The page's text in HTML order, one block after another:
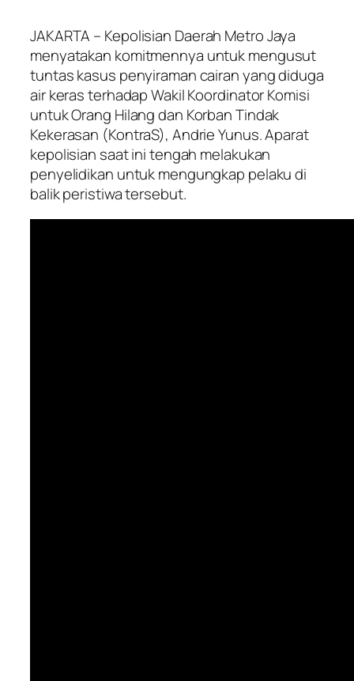
JAKARTA – Kepolisian Daerah Metro Jaya
menyatakan komitmennya untuk mengusut
tuntas kasus penyiraman cairan yang diduga
air keras terhadap Wakil Koordinator Komisi
untuk Orang Hilang dan Korban Tindak
Kekerasan (KontraS), Andrie Yunus. Aparat
kepolisian saat ini tengah melakukan
penyelidikan untuk mengungkap pelaku di
balik peristiwa tersebut.